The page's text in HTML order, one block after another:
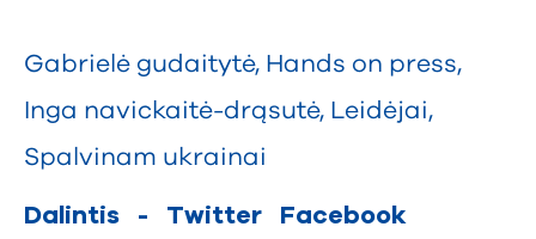
Gabrielė gudaitytė, Hands on press,
Inga navickaitė-drąsutė, Leidėjai,
Spalvinam ukrainai
Dalintis - Twitter
Facebook